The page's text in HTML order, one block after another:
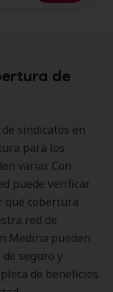
de
sindicatos en
para los
variar. Con
puede verificar
qué cobertura
red de
Medina pueden
seguro y
de beneficios